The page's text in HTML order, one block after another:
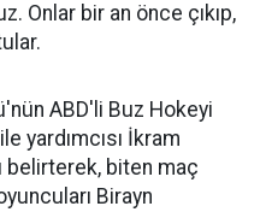
Onlar bir an önce çıkıp,
ABD'li Buz Hokeyi
yardımcısı İkram
belirterek, biten maç
Birayn